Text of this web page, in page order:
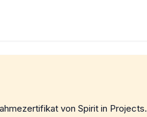
von Spirit in Projects.